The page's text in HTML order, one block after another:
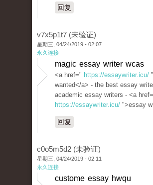
回复
v7x5p1t7 (未验证)
星期三, 04/24/2019 - 02:07
永久连接
magic essay writer wcas
<a href=" https://essaywriter.icu/
wanted</a> - the best essay
academic essay writers - <a
https://essaywriter.icu/ ">essay
回复
c0o5m5d2 (未验证)
星期三, 04/24/2019 - 02:11
永久连接
custome essay hwqu